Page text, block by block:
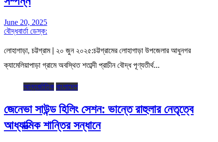
June 20, 2025
বৌদ্ধবার্তা ডেস্ক:
লোহাগাড়া, চট্টগ্রাম | ২০ জুন ২০২৫:চট্টগ্রামের লোহাগাড়া উপজেলার আধুনগর
ক্যামেলিয়াপাড়া গ্রামে অবস্থিত শতাব্দী প্রাচীন বৌদ্ধ পূণ্যতীর্থ…
আন্তর্জাতিক বাংলাদেশ
জেনেভা সাউন্ড হিলিং সেশন: ভান্তে রাহুলার নেতৃত্বে
আধ্যাত্মিক শান্তির সন্ধানে